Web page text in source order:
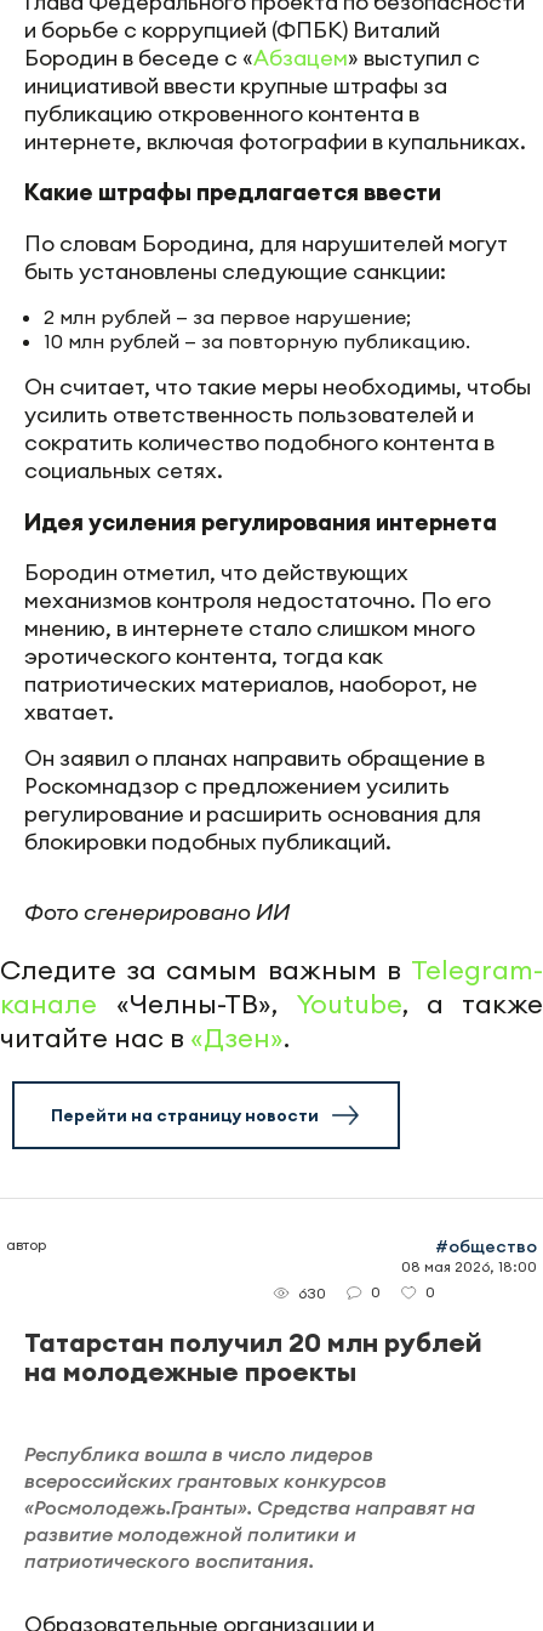
Предложение ужесточить контроль за
контентом в интернете
Глава Федерального проекта по безопасности
Бородин в беседе с «Абзацем» выступил с
инициативой ввести крупные штрафы за
публикацию откровенного контента в
интернете, включая фотографии в купальниках.
Какие штрафы предлагается ввести
По словам Бородина, для нарушителей могут
быть установлены следующие санкции:
2 млн рублей — за первое нарушение;
Он считает, что такие меры необходимы, чтобы
сократить количество подобного контента в
социальных сетях.
Идея усиления регулирования интернета
механизмов контроля недостаточно. По его
мнению, в интернете стало слишком много
патриотических материалов, наоборот, не
хватает.
Он заявил о планах направить обращение в
регулирование и расширить основания для
блокировки подобных публикаций.
Следите за самым важным в
канале«Челны-ТВ»,Youtube
читайте нас в«Дзен».